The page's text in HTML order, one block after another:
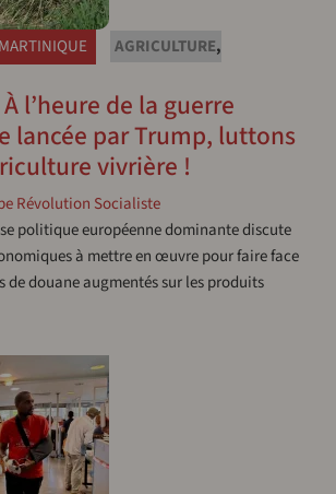
MARTINIQUE AGRICULTURE,
l’heure de la guerre
lancée par Trump, luttons
vivrière !
Révolution Socialiste
politique européenne dominante discute
à mettre en œuvre pour faire face
de douane augmentés sur les produits